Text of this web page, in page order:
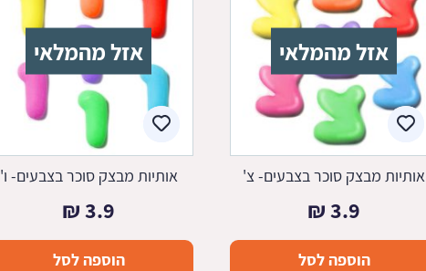
אזל מהמלאי
אותיות מבצק סוכר בצבעים- צ'
3.9
₪
הוספה לסל
אזל מהמלאי
אותיות מבצק סוכר בצבעים- ו'
3.9
₪
הוספה לסל